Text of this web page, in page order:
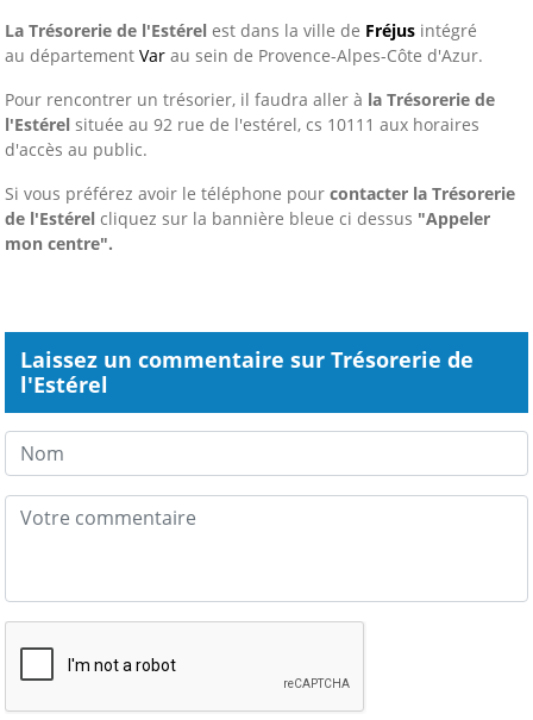
La Trésorerie de l'Estérel est dans la ville de Fréjus intégré
au département Var au sein de Provence-Alpes-Côte d'Azur.
Pour rencontrer un trésorier, il faudra aller à la Trésorerie de
l'Estérel située au 92 rue de l'estérel, cs 10111 aux horaires
d'accès au public.
Si vous préférez avoir le téléphone pour contacter la Trésorerie
de l'Estérel cliquez sur la bannière bleue ci dessus "Appeler
mon centre".
Laissez un commentaire sur Trésorerie de
l'Estérel